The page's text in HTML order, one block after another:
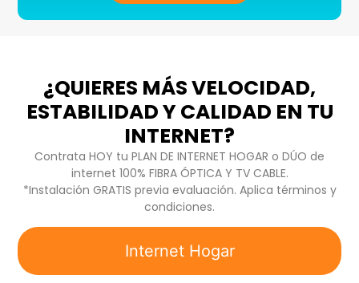
¿QUIERES MÁS VELOCIDAD,
ESTABILIDAD Y CALIDAD EN TU
INTERNET?
Contrata HOY tu PLAN DE INTERNET HOGAR o DÚO de
internet 100% FIBRA ÓPTICA Y TV CABLE.
*Instalación GRATIS previa evaluación. Aplica términos y
condiciones.
Internet Hogar